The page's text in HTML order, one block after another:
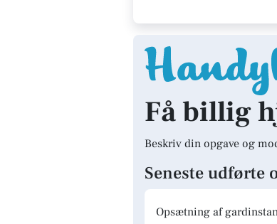
Få billig
Beskriv din opgave og
Seneste udførte
Opsætning af